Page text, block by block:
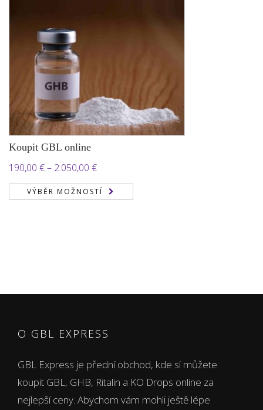
Koupit GBL online
190,00 €– 2.050,00 €Rozpětí
cen:
190,00 €
VÝBĚR MOŽNOSTÍ
O GBL EXPRESS
GBL Express je přední obchod, kde si můžete
koupit GBL, GHB, Ritalin a KO Drops online za
nejlepší ceny. Abychom vám mohli ještě lépe